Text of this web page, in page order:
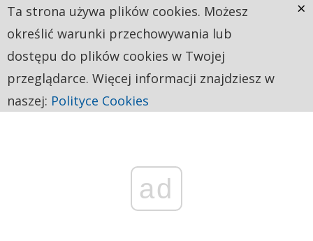
ad
Ta strona używa plików cookies. Możesz
określić warunki przechowywania lub
dostępu do plików cookies w Twojej
przeglądarce. Więcej informacji znajdziesz w
naszej: Polityce Cookies
×